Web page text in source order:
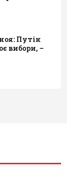
Путін
вибори, –